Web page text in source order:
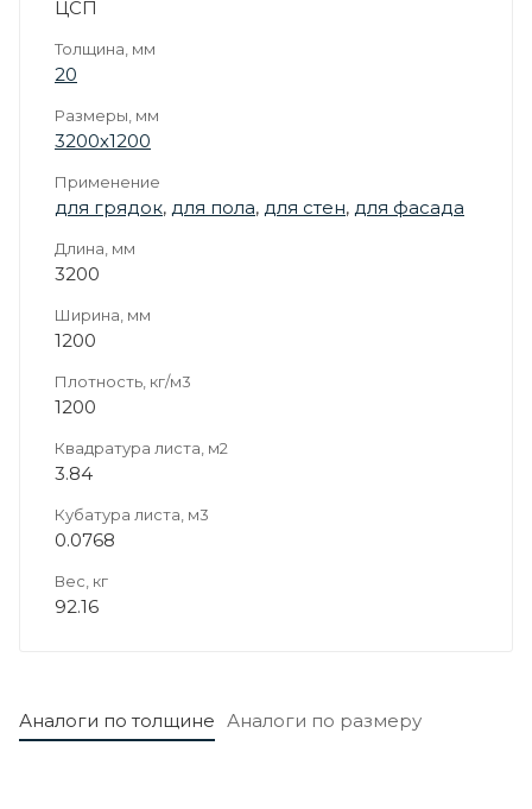
ЦСП
Толщина, мм
20
Размеры, мм
3200х1200
Применение
для грядок, для пола, для стен, для фасада
Длина, мм
3200
Ширина, мм
1200
Плотность, кг/м3
1200
Квадратура листа, м2
3.84
Кубатура листа, м3
0.0768
Вес, кг
92.16
Аналоги по толщине Аналоги по размеру